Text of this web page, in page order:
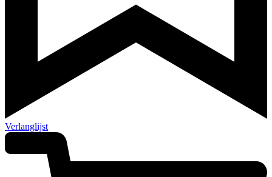
Verlanglijst